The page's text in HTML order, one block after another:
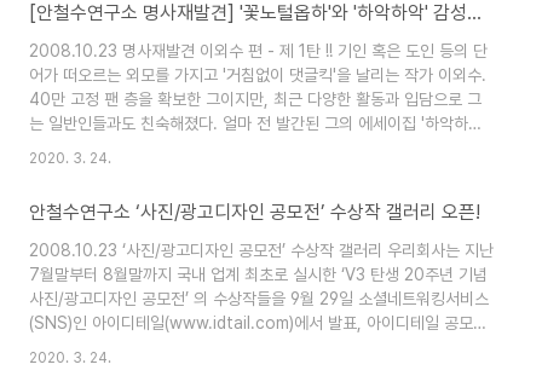
해킹 툴이 대폭 감소됐지만, 올해에는 지난해보다 두배 이상 증가한
506건으로 나타났다(표1 참조). 특히 범용적으로 사용할 수 있는 해킹
둘 보다는 특정 게임을 대상으로 고도의 기술력이 접목된 전용 ..
[안철수연구소 명사재발견] '꽃노털옵하'와 '하악하악' 감성데이트 (1)
2008.10.23 명사재발견 이외수 편 - 제 1탄 !! 기인 혹은 도인 등의 단
어가 떠오르는 외모를 가지고 '거침없이 댓글킥'을 날리는 작가 이외수.
40만 고정 팬 층을 확보한 그이지만, 최근 다양한 활동과 입담으로 그
는 일반인들과도 친숙해졌다. 얼마 전 발간된 그의 에세이집 '하악하
보았다. Q .집이 굉장히 특이하다. 도로에 설치된 이정표도 독특하던데
우리 집에 오는 손님들이 독특한 이정표 때문에 많이 해매. 다들 화살표
에 익숙해져 있어서 좌회전은 새, 우회전은 달팽이로 그려져 있는 이정
표를..
2020. 3. 24.
안철수연구소 ‘사진/광고디자인 공모전’ 수상작 갤러리 오픈!
2008.10.23 ‘사진/광고디자인 공모전’ 수상작 갤러리 우리회사는 지난
7월말부터 8월말까지 국내 업계 최초로 실시한 ‘V3 탄생 20주년 기념
사진/광고디자인 공모전’ 의 수상작들을 9월 29일 소셜네트워킹서비스
(SNS)인 아이디테일(www.idtail.com)에서 발표, 아이디테일 공모전
2020. 3. 24.